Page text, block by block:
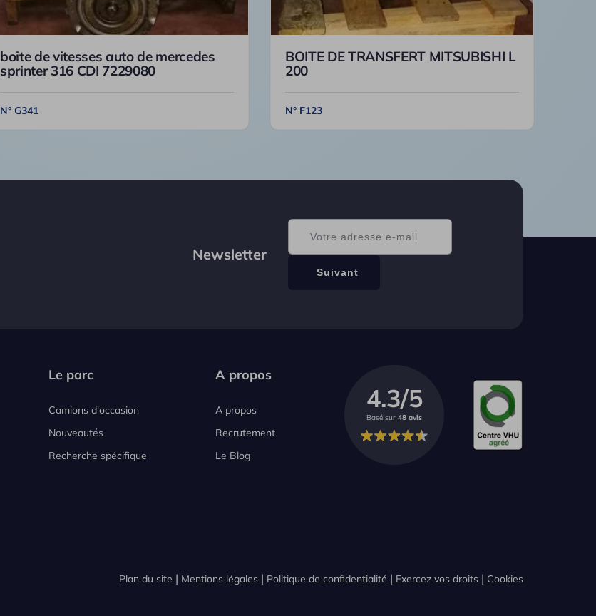
boite de vitesses auto de mercedes
sprinter 316 CDI 7229080
N° G341
BOITE DE TRANSFERT MITSUBISHI L
200
N° F123
Newsletter
Le parc
Camions d'occasion
Nouveautés
Recherche spécifique
A propos
A propos
Recrutement
Le Blog
4.3/5
Basé sur 48 avis
Plan du site Mentions légales Politique de confidentialité Exercez vos droits Cookies